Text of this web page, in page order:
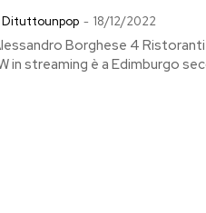
Dituttounpop - 18/12/2022
Borghese 4
in streaming è a Edimburgo